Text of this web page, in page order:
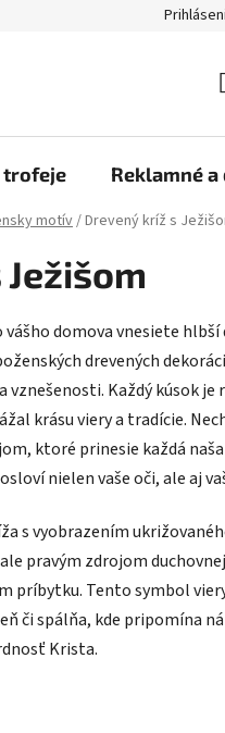
na odstúpenie od zmluvy
trofeje Reklamné a
motív/Drevený kríž s
domova vnesiete
drevených
Každý kúsok je
krásu viery a tradície.
ktoré prinesie každá naša
nielen vaše oči, ale aj
s vyobrazením
pravým zdrojom
príbytku. Tento symbol
či spálňa, kde pripomína
Krista.